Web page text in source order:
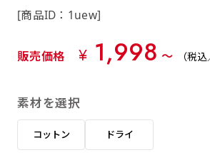
[商品ID：1uew]
販売価格 ¥ 1,998 〜 （税
素材を選択
コットン ドライ
リピート（要画像確認）［
弊社よりJPG画像をお送りしま
入稿（AI／PSD）
購入時の案内に沿って入稿して
幅は標準サイズですが高さが30cm
近距離の歩行者や、特に女性の目
幅は標準サイズですが高さが30cm
近距離の歩行者や、特に女性の目
上下チチ
チチ無し
上左右チチ
（上と左右）
ハトメ四隅